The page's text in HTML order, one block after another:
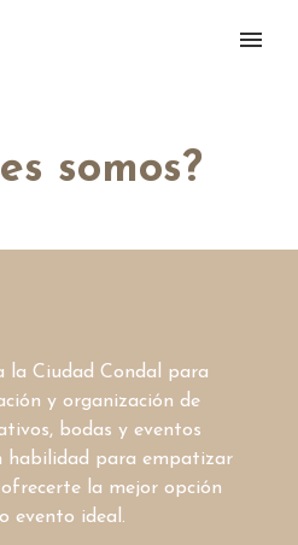
somos?
la Ciudad Condal para
y organización de
bodas y eventos
habilidad para empatizar
la mejor opción
evento ideal.